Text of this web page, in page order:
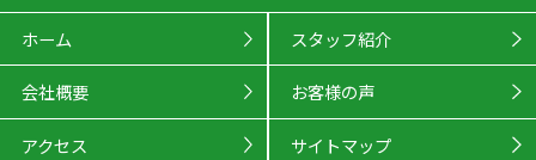
ホーム スタッフ紹介
会社概要 お客様の声
アクセス サイトマップ